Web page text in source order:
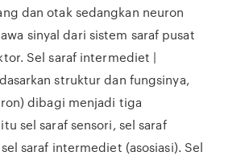
dan otak sedangkan neuron
sinyal dari sistem saraf pusat
Sel saraf intermediet |
struktur dan fungsinya,
dibagi menjadi tiga
sel saraf sensori, sel saraf
saraf intermediet (asosiasi). Sel